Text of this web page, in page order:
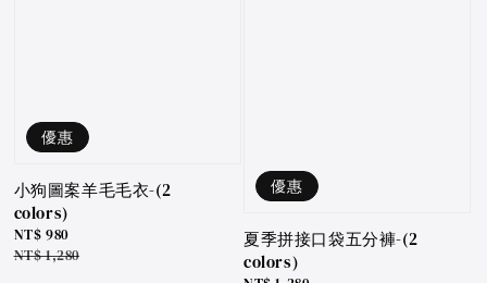
優惠
小狗圖案羊毛毛衣-(2
colors)
Sale
price
NT$ 980
Regular
NT$ 1,280
優惠
夏季拼接口袋五分褲-(2
colors)